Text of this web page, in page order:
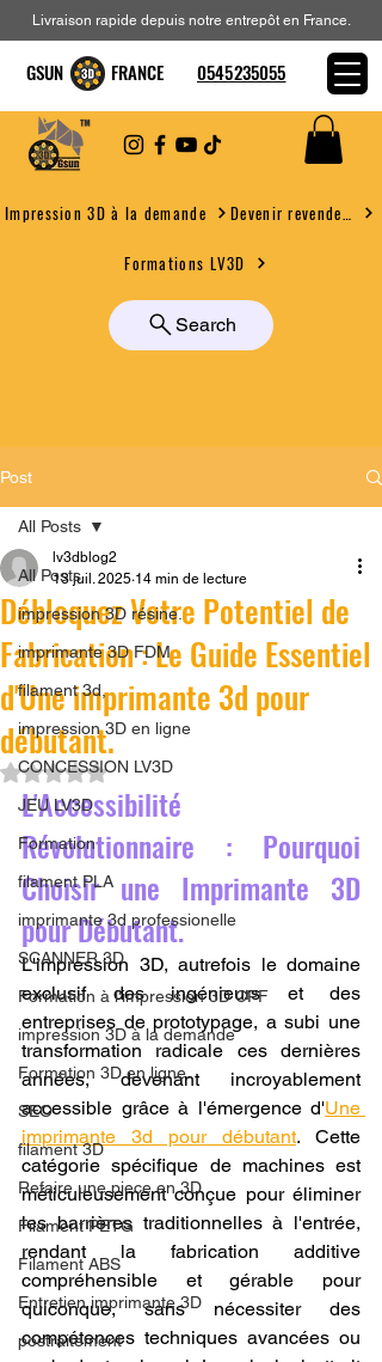
Impression 3D à la demande
Formations LV3D
Search
Livraison rapide depuis notre entrepôt en France.
GSUN FRANCE 0545235055
Post
All Posts
impression 3D résine.
imprimante 3D FDM
filament 3d,
impression 3D en ligne
CONCESSION LV3D
JEU LV3D
Formation
filament PLA
imprimante 3d professionelle
SCANNER 3D
Formation à l'impression 3D CPF
impression 3D à la demande
Formation 3D en ligne.
SEO
filament 3D
Refaire une piece en 3D
Filament PETG
Filament ABS
Entretien imprimante 3D
postraitement
All Posts
Débloquez Votre Potentiel de
Fabrication : Le Guide Essentiel
d'Une imprimante 3d pour
débutant.
lv3dblog2
13 juil. 2025 14 min de lecture
Noté NaN étoiles sur 5.
L'Accessibilité
Révolutionnaire : Pourquoi
Choisir une Imprimante 3D
pour Débutant.
L'impression 3D, autrefois le domaine
exclusif des ingénieurs et des
entreprises de prototypage, a subi une
transformation radicale ces dernières
années, devenant incroyablement
accessible grâce à l'émergence d'Une
imprimante 3d pour débutant. Cette
catégorie spécifique de machines est
méticuleusement conçue pour éliminer
les barrières traditionnelles à l'entrée,
rendant la fabrication additive
compréhensible et gérable pour
quiconque, sans nécessiter des
compétences techniques avancées ou